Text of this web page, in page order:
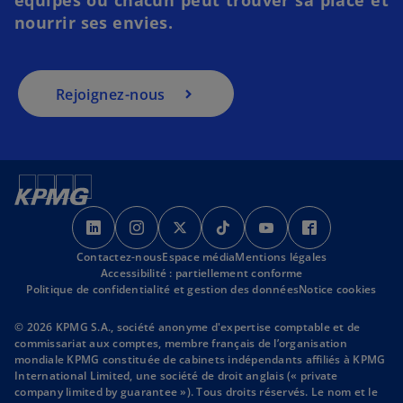
l
nourrir ses envies.
Rejoignez-nous
s
’
o
u
r
e
d
a
s
’
o
u
r
e
d
a
s
’
o
u
r
e
d
a
s
’
o
u
r
e
d
a
s
’
o
u
r
e
d
a
’
r
e
d
a
Contactez-nousEspace médiaMentions légales
Accessibilité : partiellement conforme
Politique de confidentialité et gestion des donnéesNotice cookies
© 2026 KPMG S.A., société anonyme d'expertise comptable et de
commissariat aux comptes, membre français de l’organisation
mondiale KPMG constituée de cabinets indépendants affiliés à KPMG
International Limited, une société de droit anglais (« private
company limited by guarantee »). Tous droits réservés. Le nom et le